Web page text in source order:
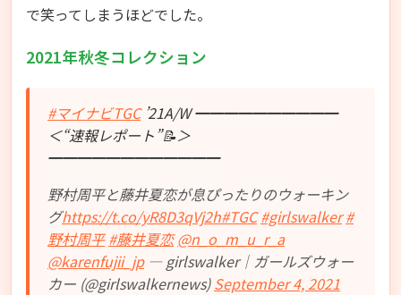
で笑ってしまうほどでした。
2021年秋冬コレクション
#マイナビTGC’21A/W ━━━━━━━━━━
＜“速報レポート”📝＞
━━━━━━━━━━━━
野村周平と藤井夏恋が息ぴったりのウォーキン
グhttps://t.co/yR8D3qVj2h#TGC #girlswalker #
野村周平 #藤井夏恋 @n_o_m_u_r_a
@karenfujii_jp— girlswalker｜ガールズウォー
カー (@girlswalkernews)September 4, 2021